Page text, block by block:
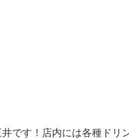
井です！店内には各種ドリ